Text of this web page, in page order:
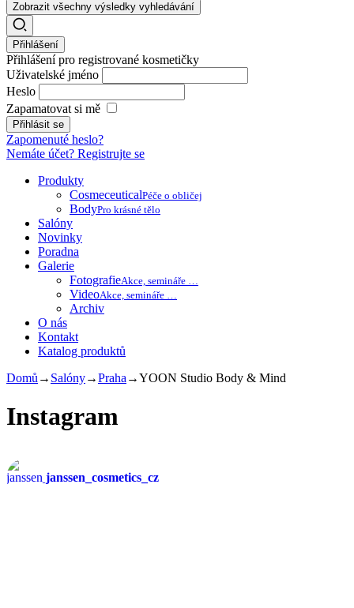
Zobrazit všechny výsledky vyhledávání
Přihlášení
Přihlášení pro registrované kosmetičky
Uživatelské jméno
Heslo
Zapamatovat si mě
Zapomenuté heslo?
Nemáte účet? Registrujte se
Produkty
CosmeceuticalPéče o obličej
BodyPro krásné tělo
Salóny
Novinky
Poradna
Galerie
FotografieAkce, semináře …
VideoAkce, semináře …
Archiv
O nás
Kontakt
Katalog produktů
Domů → Salóny→Praha →YOON Studio Body & Mind
Instagram
janssen_cosmetics_cz